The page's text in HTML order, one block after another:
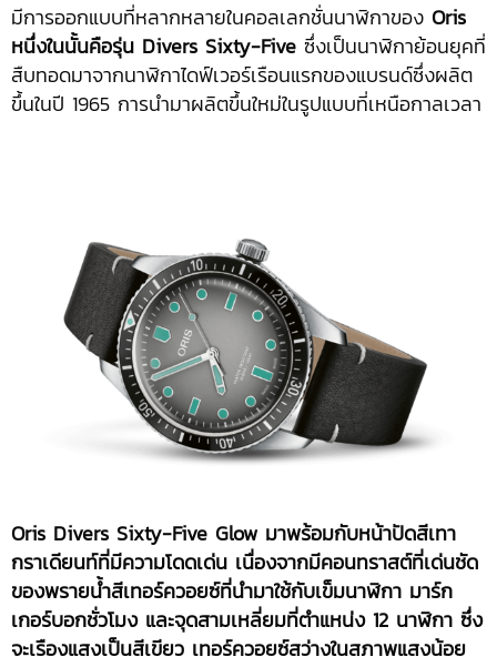
มีการออกแบบที่หลากหลายในคอลเลกชั่นนาฬิกาของ Oris
หนึ่งในนั้นคือรุ่น Divers Sixty-Five ซึ่งเป็นนาฬิกาย้อนยุคที่
สืบทอดมาจากนาฬิกาไดฟ์เวอร์เรือนแรกของแบรนด์ซึ่งผลิต
ขึ้นในปี 1965 การนำมาผลิตขึ้นใหม่ในรูปแบบที่เหนือกาลเวลา
Oris Divers Sixty-Five Glow มาพร้อมกับหน้าปัดสีเทา
กราเดียนท์ที่มีความโดดเด่น เนื่องจากมีคอนทราสต์ที่เด่นชัด
ของพรายน้ำสีเทอร์ควอยซ์ที่นำมาใช้กับเข็มนาฬิกา มาร์ก
เกอร์บอกชั่วโมง และจุดสามเหลี่ยมที่ตำแหน่ง 12 นาฬิกา ซึ่ง
จะเรืองแสงเป็นสีเขียว เทอร์ควอยซ์สว่างในสภาพแสงน้อย